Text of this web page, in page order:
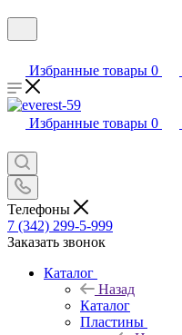
Избранные товары 0
Избранные товары 0
Телефоны
7 (342) 299-5-999
Заказать звонок
Каталог
Назад
Каталог
Пластины